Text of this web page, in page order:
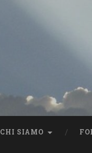
CHI SIAMO